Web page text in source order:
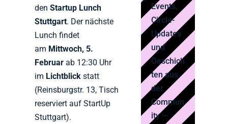
denStartup Lunch
Stuttgart. Der nächste
Lunch findet
am Mittwoch, 5.
Februarab 12:30 Uhr
im Lichtblickstatt
(Reinsburgstr. 13, Tisch
reserviert auf StartUp
Stuttgart).
Events,
Circle-
Updates
und
Geschich
ten aus
der
Commun
ity —